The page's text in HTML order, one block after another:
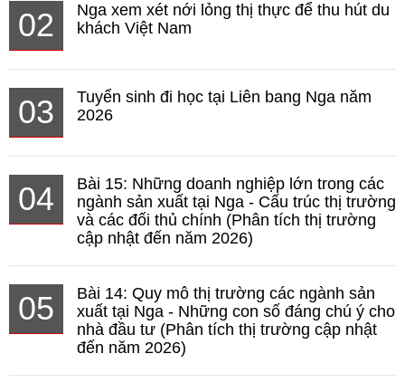
02
Nga xem xét nới lỏng thị thực để thu hút du
khách Việt Nam
03
Tuyển sinh đi học tại Liên bang Nga năm
2026
04
Bài 15: Những doanh nghiệp lớn trong các
ngành sản xuất tại Nga - Cấu trúc thị trường
và các đối thủ chính (Phân tích thị trường
cập nhật đến năm 2026)
05
Bài 14: Quy mô thị trường các ngành sản
xuất tại Nga - Những con số đáng chú ý cho
nhà đầu tư (Phân tích thị trường cập nhật
đến năm 2026)